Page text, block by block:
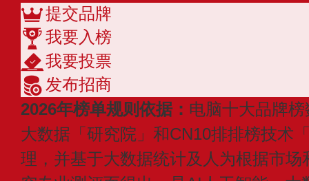
提交品牌
我要入榜
我要投票
发布招商
2026年榜单规则依据： 电脑十大品牌
大数据「研究院」和CN10排排榜技术
理，并基于大数据统计及人为根据市